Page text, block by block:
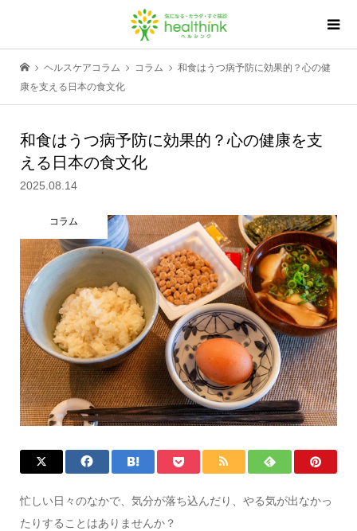
ヘルスケアコラム コラム
和食はうつ病予防に効果的？心の健
康を支える日本の食文化
和食はうつ病予防に効果的？心の健康を支
える日本の食文化
2025.08.14
コラム
忙しい日々のなかで、気分が落ち込んだり、やる気が出なかっ
たりすることはありませんか？